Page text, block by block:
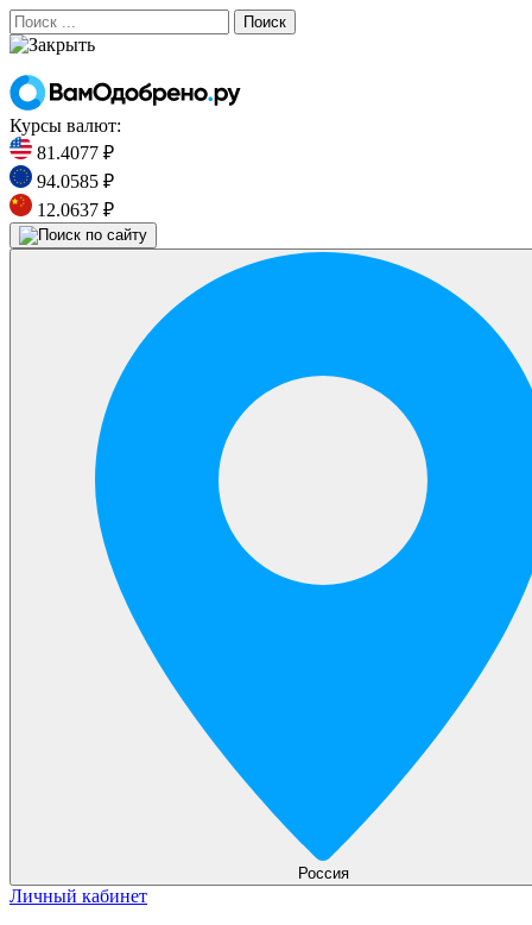
Поиск
Курсы валют:
81.4077 ₽
94.0585 ₽
12.0637 ₽
Россия
Личный кабинет